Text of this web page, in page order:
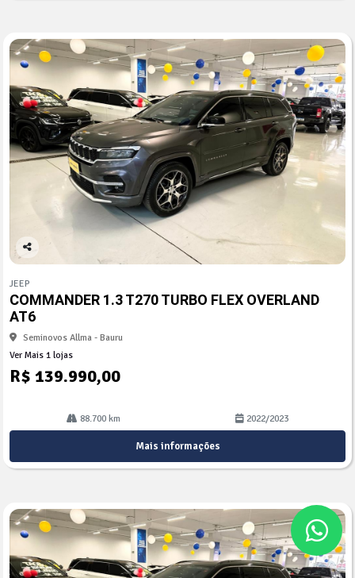
Co
arti
lhe
JEEP
COMMANDER 1.3 T270 TURBO FLEX OVERLAND
AT6
Seminovos Allma - Bauru
Ver Mais 1 lojas
R$ 139.990,00
88.700 km 2022/2023
Mais informações